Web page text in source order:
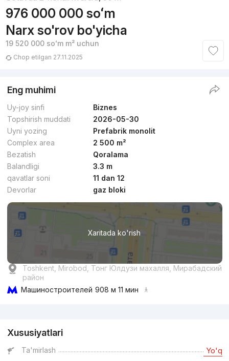
976 000 000 soʻm
Narx so'rov bo'yicha
19 520 000 soʻmm² uchun
Chop etilgan 27.11.2025
Eng muhimi
Uy-joy sinfi
Biznes
Topshirish muddati
2026-05-30
Uyni yozing
Prefabrik monolit
Complex area
2 500 m²
Bezatish
Qoralama
Balandligi
3.3 m
qavatlar soni
11 dan 12
Devorlar
gaz bloki
Xaritada ko'rish
Toshkent, Mirobod, Тонг Юлдузи махалля, Мирабадский
район
Машиностроителей 908 м 11 мин
Xususiyatlari
Ta'mirlash Yo'q